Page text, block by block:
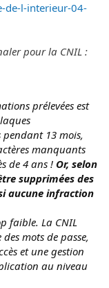
de-l-interieur-04-
pour la CNIL :
prélevées est
13 mois,
manquants
de 4 ans ! Or, selon
supprimées des
aucune infraction
faible. La CNIL
mots de passe,
et une gestion
au niveau